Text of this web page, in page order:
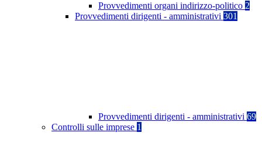
Provvedimenti organi indirizzo-politico 2
Provvedimenti dirigenti - amministrativi 301
Provvedimenti dirigenti - amministrativi 69
Controlli sulle imprese 1